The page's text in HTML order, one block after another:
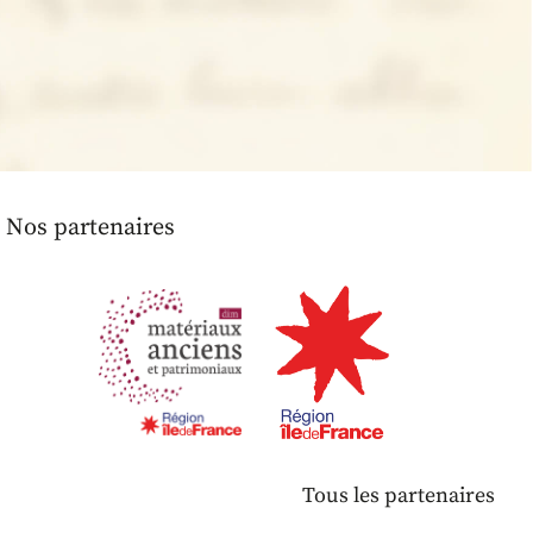
Nos partenaires
Tous les partenaires